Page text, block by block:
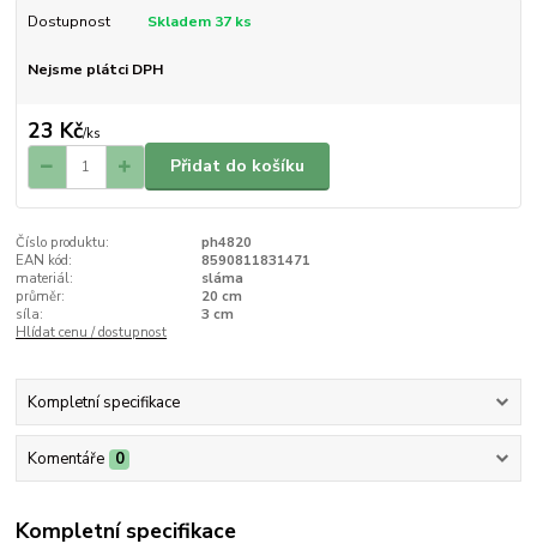
Dostupnost Skladem 37 ks
Nejsme plátci DPH
23 Kč/ks
Přidat do košíku
Číslo produktu:
ph4820
EAN kód:
8590811831471
materiál:
sláma
průměr:
20 cm
síla:
3 cm
Hlídat cenu / dostupnost
Kompletní specifikace
Komentáře 0
Kompletní specifikace